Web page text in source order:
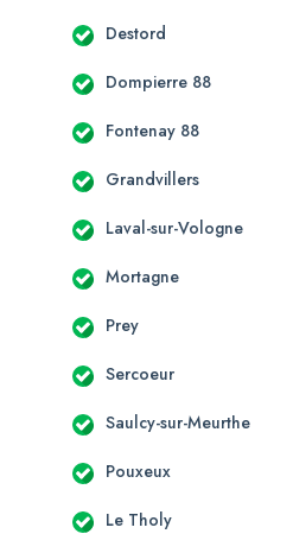
Destord
Dompierre 88
Fontenay 88
Grandvillers
Laval-sur-Vologne
Mortagne
Prey
Sercoeur
Saulcy-sur-Meurthe
Pouxeux
Le Tholy